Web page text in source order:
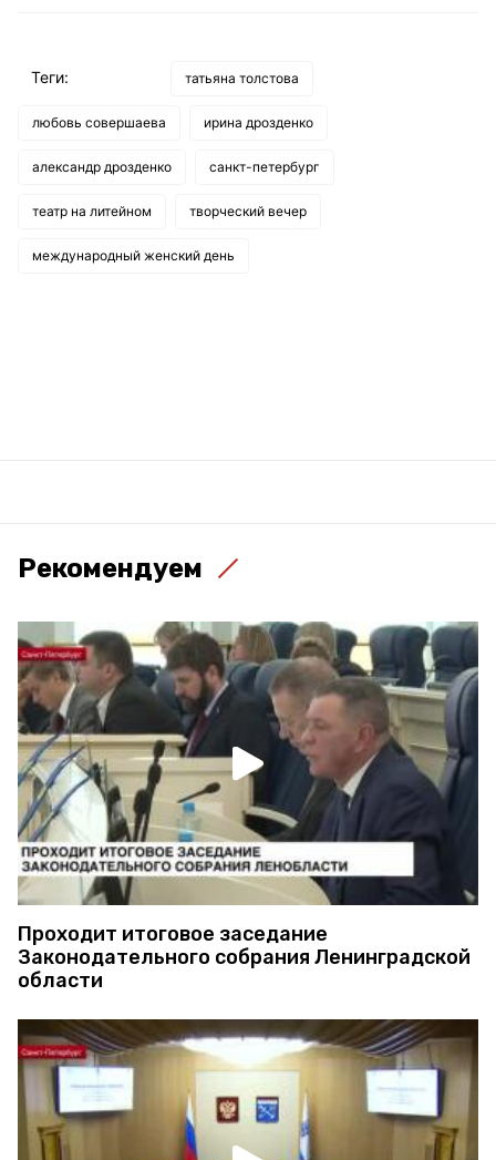
Теги: татьяна толстова
любовь совершаева ирина дрозденко
александр дрозденко санкт-петербург
театр на литейном творческий вечер
международный женский день
Рекомендуем
Проходит итоговое заседание
Законодательного собрания Ленинградской
области